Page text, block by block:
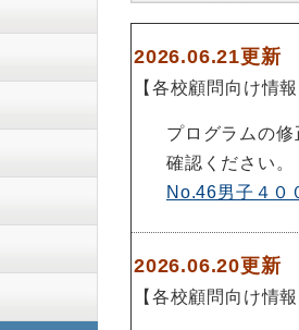
2026.06.21更新
【各校顧問向け情報
プログラムの
確認ください。
No.46男子４０
2026.06.20更新
【各校顧問向け情報